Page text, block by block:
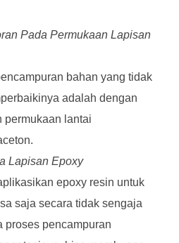
Pada Permukaan Lapisan
bahan yang tidak
adalah dengan
permukaan lantai
Lapisan Epoxy
epoxy resin untuk
saja secara tidak sengaja
proses pencampuran